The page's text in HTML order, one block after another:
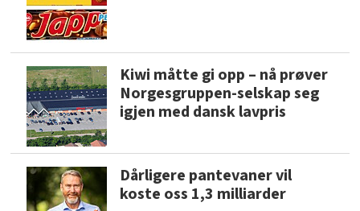
Kiwi måtte gi opp – nå prøver
Norgesgruppen-selskap seg
igjen med dansk lavpris
Dårligere pantevaner vil
koste oss 1,3 milliarder